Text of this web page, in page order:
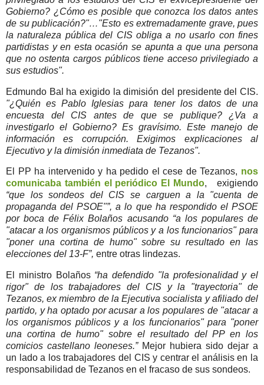
Gobierno? ¿Cómo es posible que conozca los datos antes
de su publicación?"…"Esto es extremadamente grave, pues
la naturaleza pública del CIS obliga a no usarlo con fines
partidistas y en esta ocasión se apunta a que una persona
que no ostenta cargos públicos tiene acceso privilegiado a
sus estudios".
Edmundo Bal ha exigido la dimisión del presidente del CIS.
"¿Quién es Pablo Iglesias para tener los datos de una
encuesta del CIS antes de que se publique? ¿Va a
investigarlo el Gobierno? Es gravísimo. Este manejo de
información es corrupción. Exigimos explicaciones al
Ejecutivo y la dimisión inmediata de Tezanos".
El PP ha intervenido y ha pedido el cese de Tezanos, nos
comunicaba también el periódico El Mundo, exigiendo
“que los sondeos del CIS se carguen a la "cuenta de
propaganda del PSOE"”, a lo que ha respondido el PSOE
por boca de Félix Bolaños acusando “a los populares de
"atacar a los organismos públicos y a los funcionarios" para
"poner una cortina de humo" sobre su resultado en las
elecciones del 13-F”, entre otras lindezas.
El ministro Bolaños “ha defendido "la profesionalidad y el
rigor" de los trabajadores del CIS y la "trayectoria" de
Tezanos, ex miembro de la Ejecutiva socialista y afiliado del
partido, y ha optado por acusar a los populares de "atacar a
los organismos públicos y a los funcionarios" para "poner
una cortina de humo" sobre el resultado del PP en los
comicios castellano leoneses.” Mejor hubiera sido dejar a
un lado a los trabajadores del CIS y centrar el análisis en la
responsabilidad de Tezanos en el fracaso de sus sondeos.